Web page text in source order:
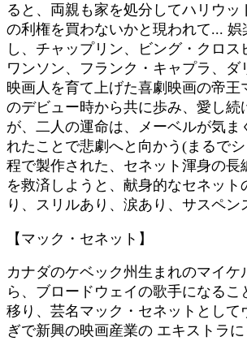
ると、両親も家を処分してハリウ
の利権を買わないかと現われて...
し、チャップリン、ビング・クロ
ワンソン、フランク・キャプラ、
映画人を育て上げた喜劇映画の帝
のデビュー時から共に歩み、愛し
が、二人の運命は、メーベルが気
れたことで悲劇へと向かう(まるで
程で製作された、セネット渾身の
を救済しようと、献身的なセネッ
り、スリルあり、涙あり、サスペ
【マック・セネット】
カナダのケベック州生まれのマイ
ら、ブロードウェイの歌手になる
移り、芸名マック・セネットとし
ぎで新興の映画産業の エキストラ